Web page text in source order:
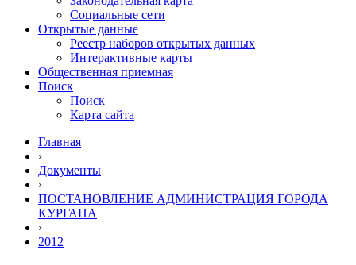
Социальные сети
Открытые данные
Реестр наборов открытых данных
Интерактивные карты
Общественная приемная
Поиск
Поиск
Карта сайта
Главная
›
Документы
›
ПОСТАНОВЛЕНИЕ АДМИНИСТРАЦИЯ ГОРОДА
КУРГАНА
›
2012